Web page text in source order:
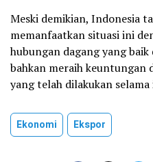
Meski demikian, Indonesia
memanfaatkan situasi ini
hubungan dagang yang baik
bahkan meraih keuntungan
yang telah dilakukan selama
Ekonomi Ekspor